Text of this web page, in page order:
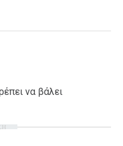
να βάλει